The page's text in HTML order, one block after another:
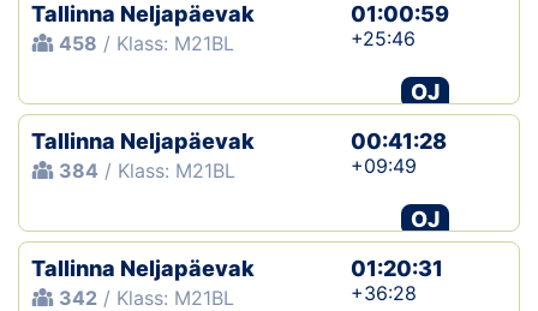
Tallinna Neljapäevak
458 / Klass: M21BL
01:00:59
+25:46
OJ
Tallinna Neljapäevak
384 / Klass: M21BL
00:41:28
+09:49
OJ
Tallinna Neljapäevak
342 / Klass: M21BL
01:20:31
+36:28